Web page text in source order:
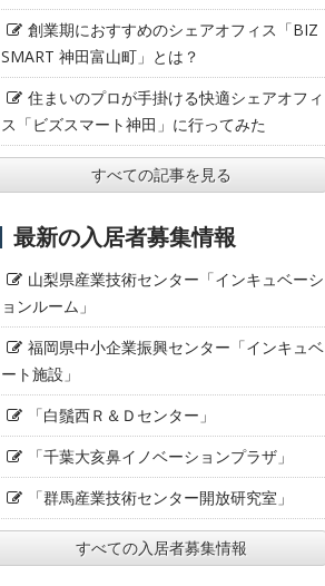
創業期におすすめのシェアオフィス「BIZ
SMART 神田富山町」とは？
住まいのプロが手掛ける快適シェアオフィ
ス「ビズスマート神田」に行ってみた
すべての記事を見る
最新の入居者募集情報
山梨県産業技術センター「インキュベーシ
ョンルーム」
福岡県中小企業振興センター「インキュベ
ート施設」
「白鬚西Ｒ＆Ｄセンター」
「千葉大亥鼻イノベーションプラザ」
「群馬産業技術センター開放研究室」
すべての入居者募集情報